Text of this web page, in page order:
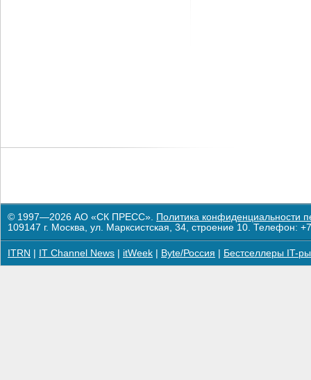
© 1997—2026 АО «СК ПРЕСС». Политика конфиденциальности
109147 г. Москва, ул. Марксистская, 34, строение 10. Телефон:
ITRN IT Channel News itWeek Byte/Россия Бестселлеры IT-